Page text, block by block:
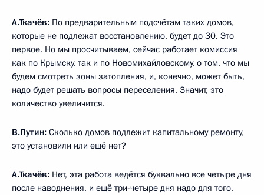
А.Ткачёв: По предварительным подсчётам таких домов,
которые не подлежат восстановлению, будет до 30. Это
первое. Но мы просчитываем, сейчас работает комиссия
как по Крымску, так и по Новомихайловскому, о том, что мы
будем смотреть зоны затопления, и, конечно, может быть,
надо будет решать вопросы переселения. Значит, это
количество увеличится.
В.Путин: Сколько домов подлежит капитальному ремонту,
это установили или ещё нет?
А.Ткачёв: Нет, эта работа ведётся буквально все четыре дня
после наводнения, и ещё три-четыре дня надо для того,